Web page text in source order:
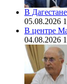
В
05.08.2026
В центре
04.08.2026